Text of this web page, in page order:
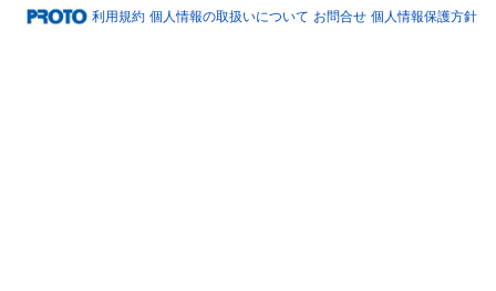
利用規約 個人情報の取扱いについて お問合せ 個人情報保護方針